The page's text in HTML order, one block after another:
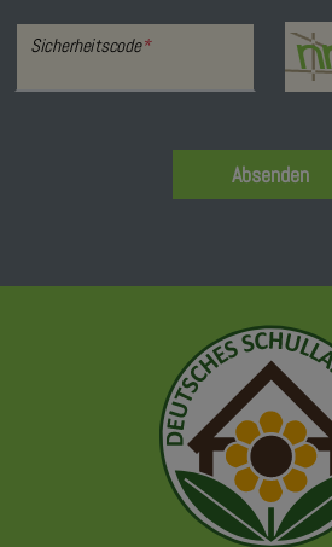
Sicherheitscode*
Absenden